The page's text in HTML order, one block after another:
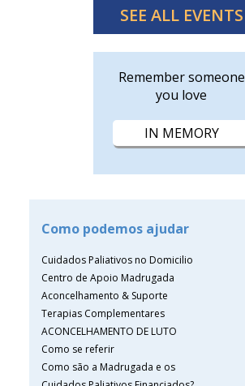
SEE ALL EVENTS
Remember someone
you love
IN MEMORY
Como podemos ajudar
Cuidados Paliativos no Domicilio
Centro de Apoio Madrugada
Aconcelhamento & Suporte
Terapias Complementares
ACONCELHAMENTO DE LUTO
Como se referir
Como são a Madrugada e os